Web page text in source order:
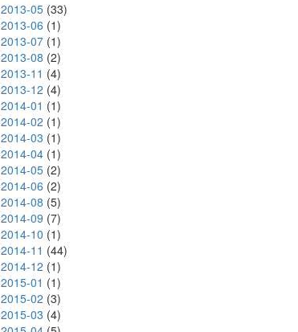
2013-05(33)
2013-06 (1)
2013-07(1)
2013-08 (2)
2013-11 (4)
2013-12 (4)
2014-01 (1)
2014-02 (1)
2014-03 (1)
2014-04(1)
2014-05(2)
2014-06 (2)
2014-08 (5)
2014-09 (7)
2014-10 (1)
2014-11 (44)
2014-12 (1)
2015-01 (1)
2015-02 (3)
2015-03 (4)